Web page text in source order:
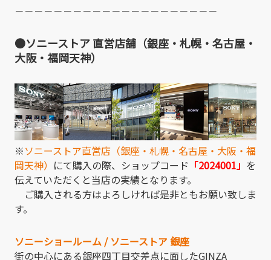
－－－－－－－－－－－－－－－－－－－－－
●ソニーストア 直営店舗（銀座・札幌・名古屋・
大阪・福岡天神）
※ソニーストア直営店（銀座・札幌・名古屋・大阪・福
岡天神） にて購入の際、ショップコード 「2024001」 を
伝えていただくと当店の実績となります。
ご購入される方はよろしければ是非ともお願い致しま
す。
ソニーショールーム / ソニーストア 銀座
街の中心にある銀座四丁目交差点に面したGINZA